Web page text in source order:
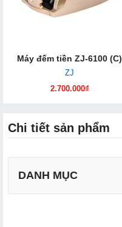
Máy đếm tiền ZJ-6100 (C)
ZJ
2.700.000₫
Chi tiết sản phẩm
DANH MỤC